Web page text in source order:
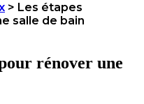
> Les étapes
salle de bain
rénover une